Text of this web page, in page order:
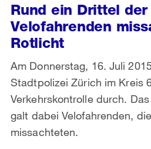
Rund ein Drittel der
Velofahrenden
Rotlicht
Am Donnerstag, 16. Juli
Stadtpolizei Zürich im Kreis
Verkehrskontrolle durch.
galt dabei Velofahrenden,
missachteten.